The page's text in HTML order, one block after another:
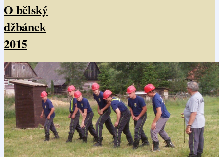
O bělský
džbánek
2015